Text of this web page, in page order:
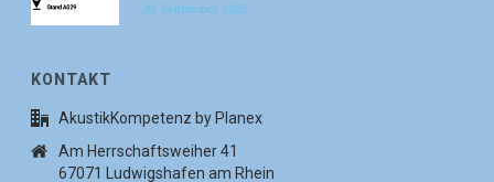
30. September 2025
KONTAKT
AkustikKompetenz by Planex
Am Herrschaftsweiher 41
67071 Ludwigshafen am Rhein